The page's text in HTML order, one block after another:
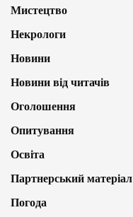
Мистецтво
Некрологи
Новини
Новини від читачів
Оголошення
Опитування
Освіта
Партнерський матеріал
Погода